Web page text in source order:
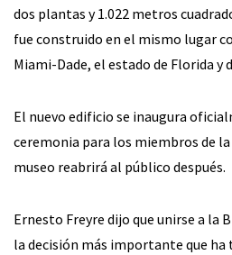
dos plantas y 1.022 metros
fue construido en el mismo lugar
Miami-Dade, el estado de Florida y
El nuevo edificio se inaugura
ceremonia para los miembros de
museo reabrirá al público después.
Ernesto Freyre dijo que unirse a la
la decisión más importante que ha